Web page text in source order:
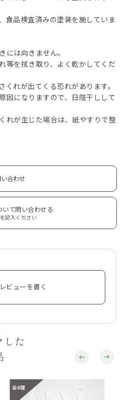
食品検査済みの塗装を施していま
には向きません。
等を拭き取り、よく乾かしてくだ
れが出てくる恐れがあります。
因になりますので、日陰干しして
れが生じた場合は、紙やすりで整
合わせ
て問い合わせる
記入ください
レビューを書く
した